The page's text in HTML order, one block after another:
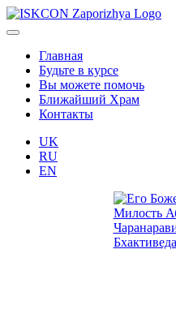
Главная
Будьте в курсе
Вы можете помочь
Ближайший Храм
Контакты
UK
RU
EN